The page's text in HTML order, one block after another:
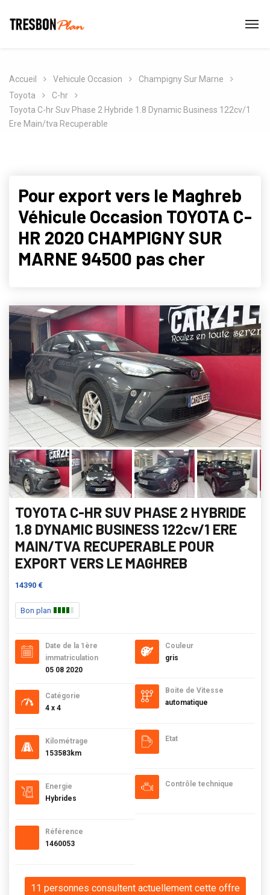
Accueil Vehicule Occasion
Champigny Sur Marne
Toyota
C-hr
Toyota C-hr Suv Phase 2 Hybride 1.8 Dynamic Business 122cv/1
Ere Main/tva Recuperable
Pour export vers le Maghreb
Véhicule Occasion TOYOTA C-
HR 2020 CHAMPIGNY SUR
MARNE 94500 pas cher
TOYOTA C-HR SUV PHASE 2 HYBRIDE
1.8 DYNAMIC BUSINESS 122cv/1 ERE
MAIN/TVA RECUPERABLE POUR
EXPORT VERS LE MAGHREB
14390 €
Bon plan
Date de la 1ère
immatriculation
05 08 2020
Catégorie
4 x 4
Kilométrage
153583km
Energie
Hybrides
Référence
1460053
Couleur
gris
Boite de Vitesse
automatique
Etat
Contrôle technique
11 personnes consultent actuellement cette offre